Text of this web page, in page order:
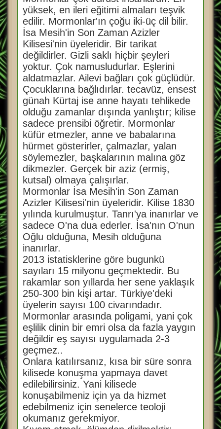
a
jyüksek, en ileri eğitimi almaları teşvik
edilir. Mormonlar'ın çoğu iki-üç dil bilir.
İsa Mesih'in Son Zaman Azizler
Kilisesi'nin üyeleridir. Bir tarikat
değildirler. Gizli saklı hiçbir şeyleri
yoktur. Çok namusludurlar. Eşlerini
aldatmazlar. Ailevi bağları çok güçlüdür.
Çocuklarına bağlıdırlar. tecavüz, ensest
günah Kürtaj ise anne hayatı tehlikede
olduğu zamanlar dışında yanlıştır; kilise
sadece prensibi öğretir. Mormonlar
küfür etmezler, anne ve babalarına
hürmet gösterirler, çalmazlar, yalan
söylemezler, başkalarının malına göz
dikmezler. Gerçek bir aziz (ermiş,
kutsal) olmaya çalışırlar.
Mormonlar İsa Mesih'in Son Zaman
Azizler Kilisesi'nin üyeleridir. Kilise 1830
yılında kurulmuştur. Tanrı'ya inanırlar ve
sadece O'na dua ederler. İsa'nın O'nun
Oğlu olduğuna, Mesih olduğuna
inanırlar.
2013 istatisklerine göre bugunkü
sayıları 15 milyonu geçmektedir. Bu
rakamlar son yıllarda her sene yaklaşık
250-300 bin kişi artar. Türkiye'deki
üyelerin sayısı 100 civarındadır.
Mormonlar arasında poligami, yani çok
eşlilik dinin bir emri olsa da fazla yaygın
değildir eş sayısı uygulamada 2-3
geçmez..
Onlara katılırsanız, kısa bir süre sonra
kilisede konuşma yapmaya davet
edilebilirsiniz. Yani kilisede
konuşabilmeniz için ya da hizmet
edebilmeniz için senelerce teoloji
okumanız gerekmiyor.